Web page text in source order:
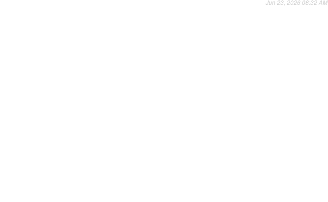
Jun 23, 2026 08:32 AM